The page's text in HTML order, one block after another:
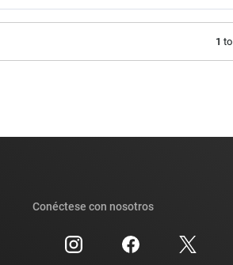
1 to
Conéctese con nosotros